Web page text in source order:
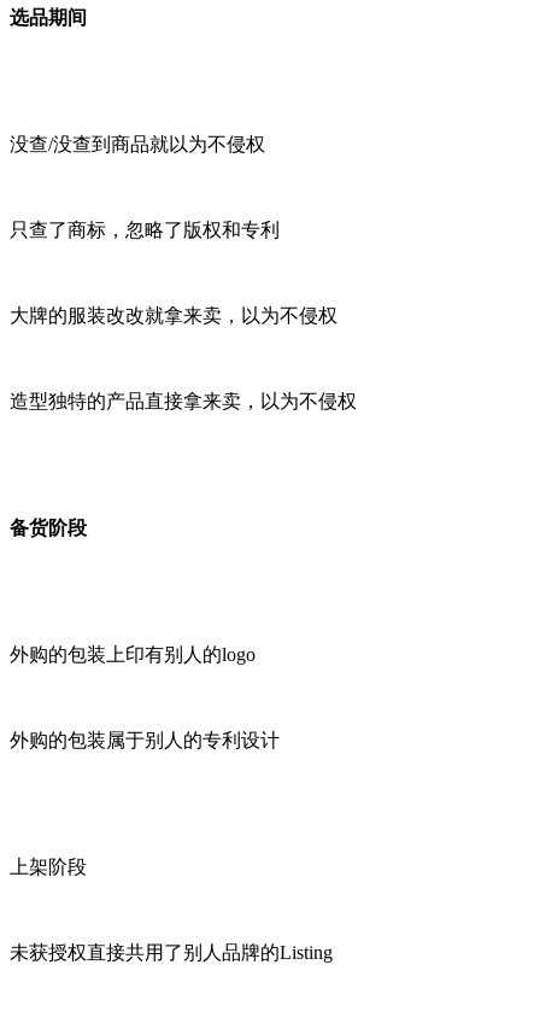
选品期间
没查/没查到商品就以为不侵权
只查了商标，忽略了版权和专利
大牌的服装改改就拿来卖，以为不侵权
造型独特的产品直接拿来卖，以为不侵权
备货阶段
外购的包装上印有别人的logo
外购的包装属于别人的专利设计
上架阶段
未获授权直接共用了别人品牌的Listing